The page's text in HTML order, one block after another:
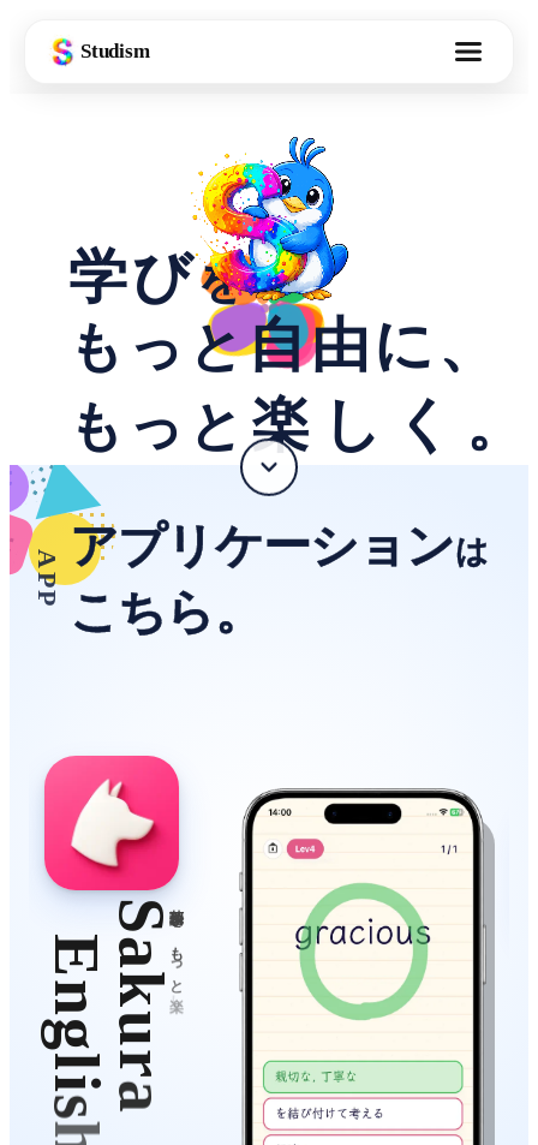
Studism
学びを
もっと自由に、
もっ と楽しく 。
APP
アプリケーシ ョ ンは
こち ら。
E
n
g
l
i
s
S
a
k
u
r
a
を
、
も
っ
と
し
く